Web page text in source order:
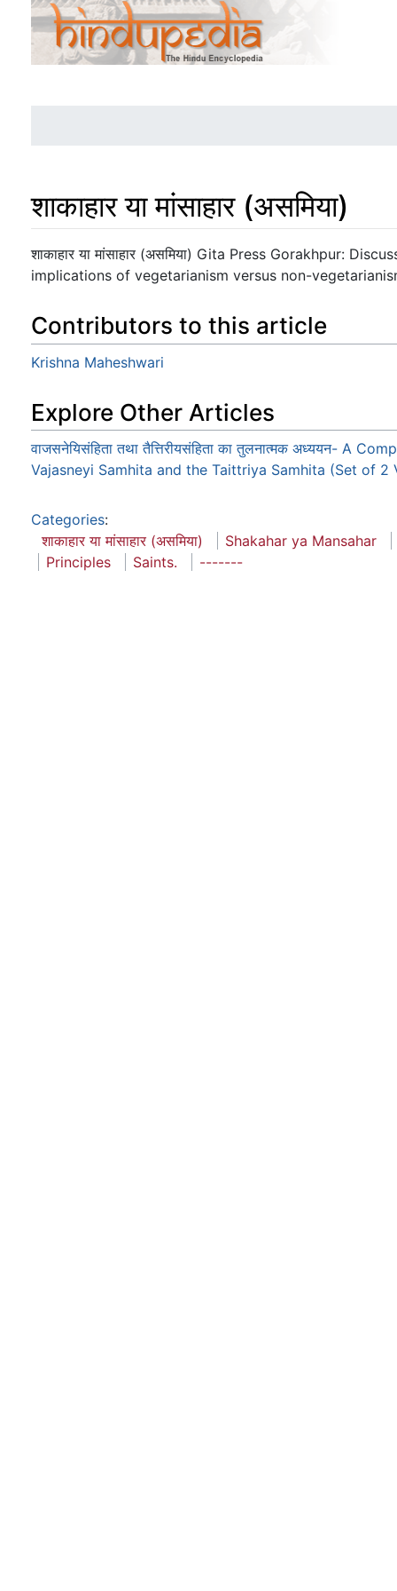
शाकाहार या मांसाहार (असमिया)
Jump to:navigation,search
शाकाहार या मांसाहार (असमिया) Gita Press Gorakhpur:
implications of vegetarianism versus non-
Contributors to this article
Krishna Maheshwari
Explore Other Articles
वाजसनेयिसंहिता तथा तैत्तिरीयसंहिता का तुलनात्मक अध्ययन- A
Vajasneyi Samhita and the Taittriya Samhita (Set of 2
Categories:
शाकाहार या मांसाहार (असमिया)
Shakahar ya Mansahar
Principles
Saints. -------